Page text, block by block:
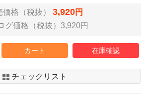
価格（税抜） 3,920円
グ価格（税抜）3,920円
カート 在庫確認
チェックリスト